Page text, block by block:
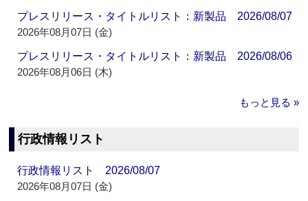
プレスリリース・タイトルリスト：新製品 2026/08/07
2026年08月07日 (金)
プレスリリース・タイトルリスト：新製品 2026/08/06
2026年08月06日 (木)
もっと見る »
行政情報リスト
行政情報リスト 2026/08/07
2026年08月07日 (金)